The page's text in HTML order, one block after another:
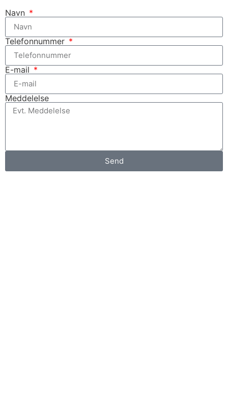
Navn
Telefonnummer
E-mail
Meddelelse
Send